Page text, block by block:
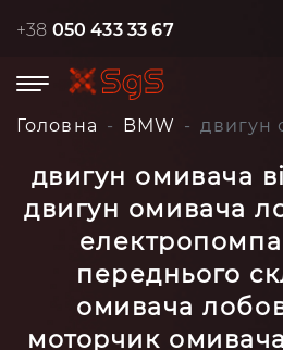
+38 050 433 33 67
Головна BMW двигун
двигун омивача
двигун омивача
переднього
омивача
моторчик